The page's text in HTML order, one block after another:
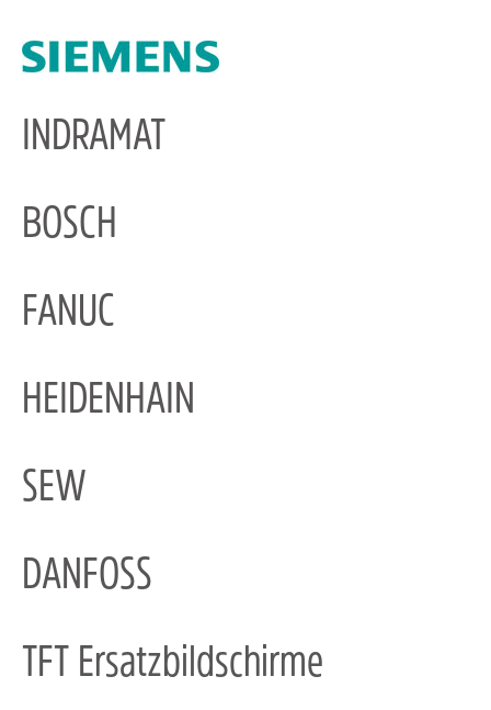
INDRAMAT
BOSCH
FANUC
HEIDENHAIN
SEW
DANFOSS
TFT Ersatzbildschirme